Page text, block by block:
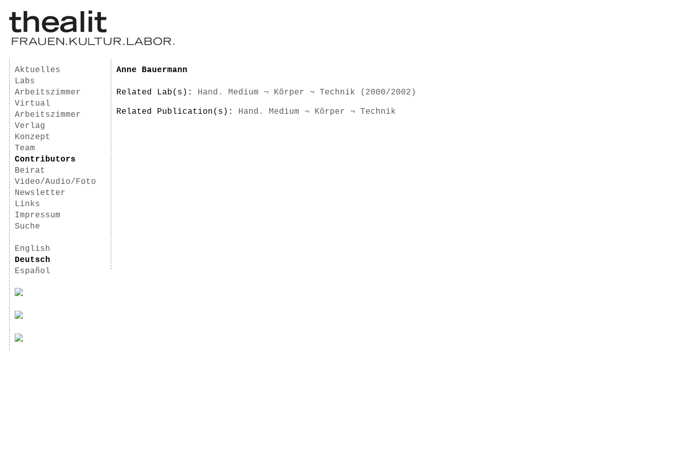
Aktuelles
Labs
Arbeitszimmer
Virtual
Arbeitszimmer
Verlag
Konzept
Team
Contributors
Beirat
Video/Audio/Foto
Newsletter
Links
Impressum
Suche
English
Deutsch
Español
Anne Bauermann
Related Lab(s): Hand. Medium ¬ Körper ¬ Technik (2000/2002)
Related Publication(s): Hand. Medium ¬ Körper ¬ Technik